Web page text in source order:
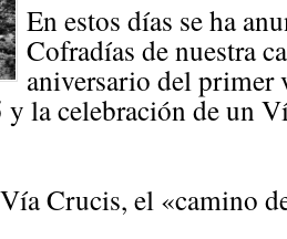
En estos días se ha
Cofradías de nuestra
aniversario del primer
y la celebración de un
Crucis, el «camino